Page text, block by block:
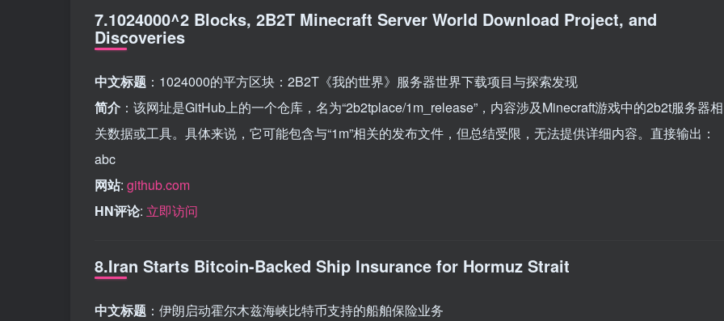
7.1024000^2 Blocks, 2B2T Minecraft Server World Download Project, and
Discoveries
中文标题 ：1024000的平方区块：2B2T《我的世界》服务器世界下载项目与探索发现
简介 ：该网址是GitHub上的一个仓库，名为“2b2tplace/1m_release”，内容涉及Minecraft游戏中的2b2t服务器相
关数据或工具。具体来说，它可能包含与“1m”相关的发布文件，但总结受限，无法提供详细内容。直接输出：
abc
网站: github.com
HN评论: 立即访问
8.Iran Starts Bitcoin-Backed Ship Insurance for Hormuz Strait
中文标题 ：伊朗启动霍尔木兹海峡比特币支持的船舶保险业务